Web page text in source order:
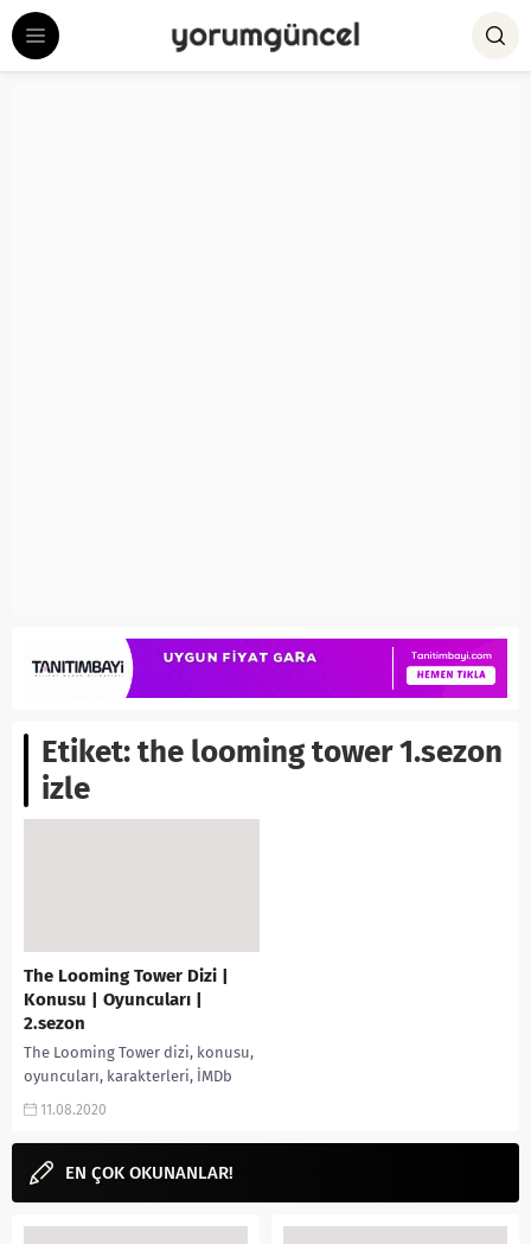
Etiket:the looming tower 1.sezon
izle
The Looming Tower Dizi |
Konusu | Oyuncuları |
2.sezon
The Looming Tower dizi, konusu,
oyuncuları, karakterleri, İMDb
puanı, 2.sezon ne zaman,
fragmanı, izle, kaç sezon, kaç...
11.08.2020
EN ÇOK OKUNANLAR!